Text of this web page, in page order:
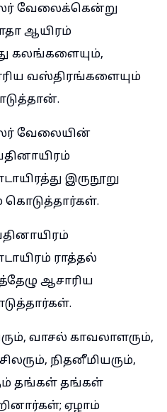
வேலைக்கென்று
ஆயிரம்
கலங்களையும்,
வஸ்திரங்களையும்
வேலையின்
இருநூறு
கொடுத்தார்கள்.
ராத்தல்
ஆசாரிய
வாசல் காவலாளரும்,
நிதனீமியரும்,
தங்கள் தங்கள்
ஏழாம்